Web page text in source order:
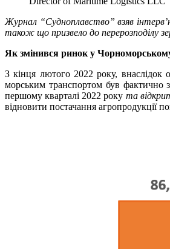
Журнал “Судноплавство” взяв
також що призвело до перерозподілу
Як змінився ринок у
З кінця лютого 2022 року, внаслідок
морським транспортом був фактично
першому кварталі 2022 року та
відновити постачання агропродукції